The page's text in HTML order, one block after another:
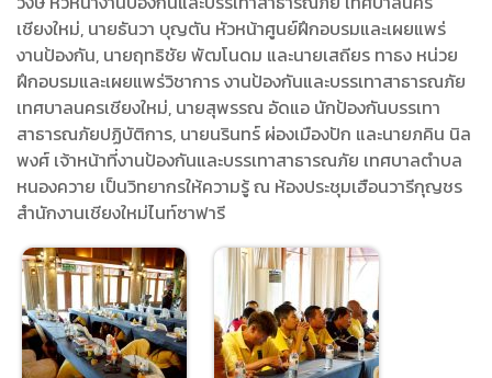
เชียงใหม่, นายธันวา บุญตัน หัวหน้าศูนย์ฝึกอบรมและเผยแพร่
งานป้องกัน, นายฤทธิชัย พัฒโนดม และนายเสถียร ทาธง หน่วย
ฝึกอบรมและเผยแพร่วิชาการ งานป้องกันและบรรเทาสาธารณภัย
เทศบาลนครเชียงใหม่, นายสุพรรณ อัดแอ นักป้องกันบรรเทา
สาธารณภัยปฏิบัติการ, นายนรินทร์ ผ่องเมืองปัก และนายภคิน นิล
พงศ์ เจ้าหน้าที่งานป้องกันและบรรเทาสาธารณภัย เทศบาลตำบล
หนองควาย เป็นวิทยากรให้ความรู้ ณ ห้องประชุมเฮือนวารีกุญชร
สำนักงานเชียงใหม่ไนท์ซาฟารี